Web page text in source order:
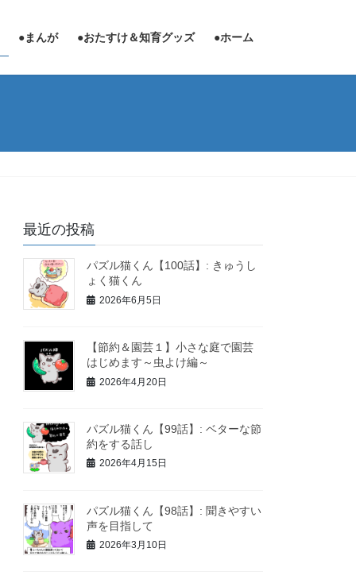
●まんが ●おたすけ＆知育グッズ ●ホーム
最近の投稿
パズル猫くん【100話】: きゅうし
ょく猫くん
2026年6月5日
【節約＆園芸１】小さな庭で園芸
はじめます～虫よけ編～
2026年4月20日
パズル猫くん【99話】: ベターな節
約をする話し
2026年4月15日
パズル猫くん【98話】: 聞きやすい
声を目指して
2026年3月10日